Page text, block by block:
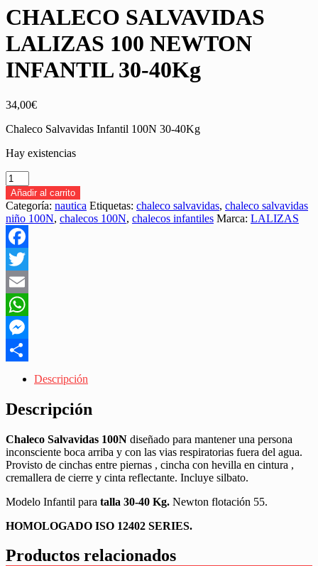
CHALECO SALVAVIDAS
LALIZAS 100 NEWTON
INFANTIL 30-40Kg
34,00€
Chaleco Salvavidas Infantil 100N 30-40Kg
Hay existencias
CHALECO
SALVAVIDAS
LALIZAS
100
NEWTON
INFANTIL
30-
40Kg
cantidad
Añadir al carrito
Categoría: nautica Etiquetas: chaleco salvavidas, chaleco salvavidas
niño 100N, chalecos 100N, chalecos infantiles Marca: LALIZAS
Facebook
Twitter
Email
WhatsApp
Messenger
Descripción
Descripción
Chaleco Salvavidas 100N diseñado para mantener una persona
inconsciente boca arriba y con las vias respiratorias fuera del agua.
Provisto de cinchas entre piernas , cincha con hevilla en cintura ,
cremallera de cierre y cinta reflectante. Incluye silbato.
Modelo Infantil para talla 30-40 Kg. Newton flotación 55.
HOMOLOGADO ISO 12402 SERIES.
Productos relacionados